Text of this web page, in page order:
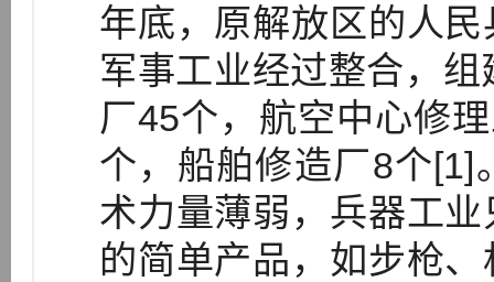
年底，原解放区的人
军事工业经过整合，
厂45个，航空中心修
个，船舶修造厂8个[1]
术力量薄弱，兵器工
的简单产品，如步枪